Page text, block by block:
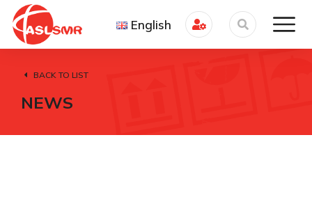
English
BACK TO LIST
NEWS